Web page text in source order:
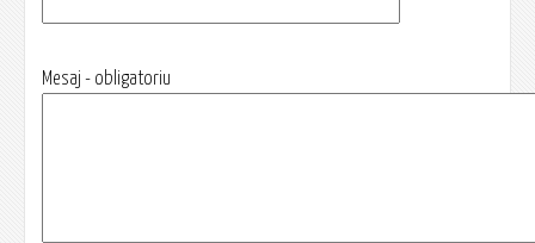
Mesaj - obligatoriu